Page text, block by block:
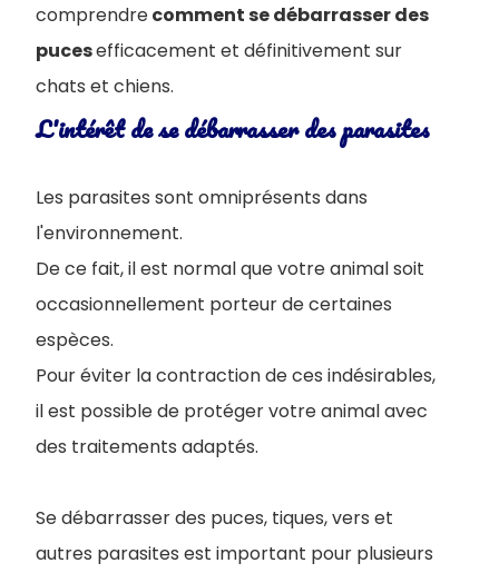
comprendrecomment se débarrasser des
pucesefficacement et définitivement sur
chats et chiens.
L'intérêt de se débarrasser des parasites
Les parasites sont omniprésents dans
l'environnement.
De ce fait, il est normal que votre animal soit
occasionnellement porteur de certaines
espèces.
Pour éviter la contraction de ces indésirables,
il est possible de protéger votre animal avec
des traitements adaptés.
Se débarrasser des puces, tiques, vers et
autres parasites est important pour plusieurs